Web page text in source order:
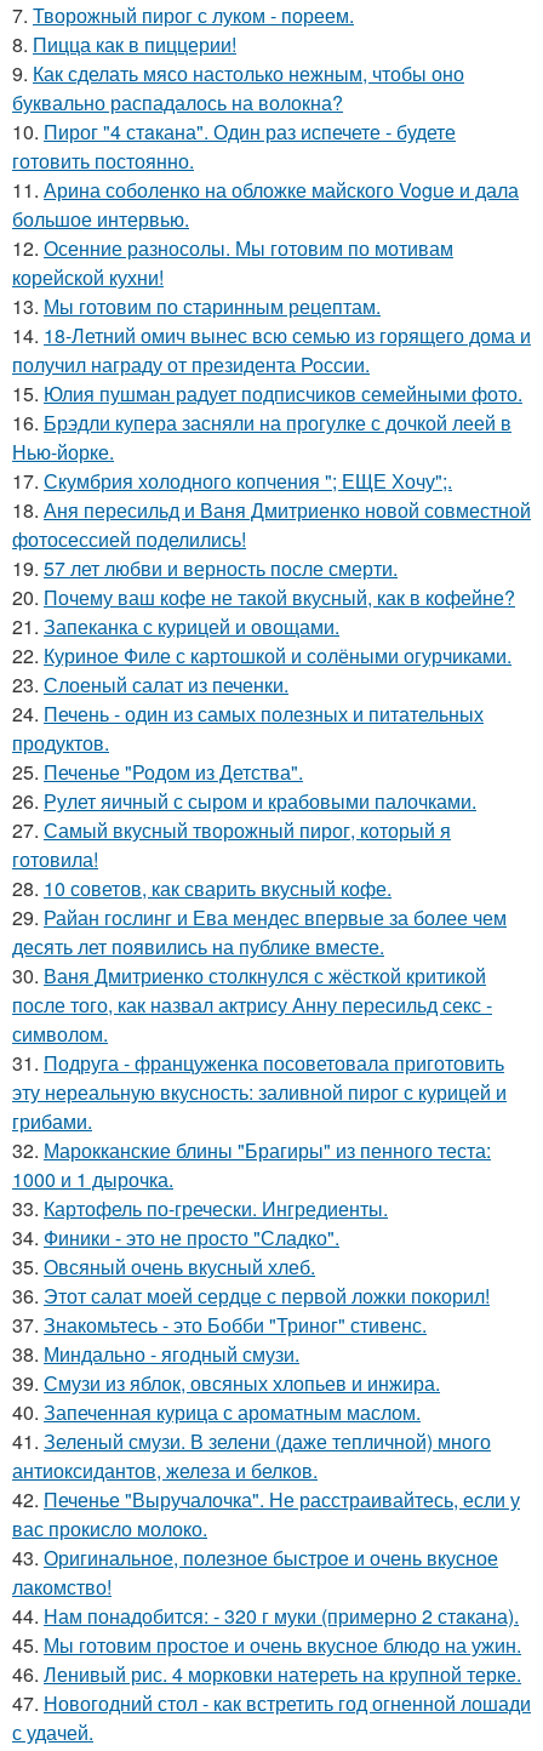
7. Творожный пирог с луком - пореем.
8. Пицца как в пиццерии!
9. Как сделать мясо настолько нежным, чтобы оно
буквально распадалось на волокна?
10. Пирог "4 стaкана". Один раз испечете - будете
готовить постоянно.
11. Арина соболенко на обложке майского Vogue и дала
большое интервью.
12. Осенние разносолы. Мы готовим по мотивам
корейской кухни!
13. Мы готовим по старинным рецептам.
14. 18-Летний омич вынес всю семью из горящего дома и
получил награду от президента России.
15. Юлия пушман радует подписчиков семейными фото.
16. Брэдли купера засняли на прогулке с дочкой леей в
Нью-йорке.
17. Скумбрия холодного копчения "; ЕЩЕ Хочу";.
18. Аня пересильд и Ваня Дмитриенко новой совместной
фотосессией поделились!
19. 57 лет любви и верность после смерти.
20. Почему ваш кофе не такой вкусный, как в кофейне?
21. Запеканка с курицей и овощами.
22. Куриное Филе с картошкой и солёными огурчиками.
23. Слоеный салат из печенки.
24. Печень - один из самых полезных и питательных
продуктов.
25. Печенье "Родом из Детства".
26. Рулет яичный с сыром и крабовыми палочками.
27. Самый вкусный творожный пирог, который я
готовила!
28. 10 советов, как сварить вкусный кофе.
29. Райан гослинг и Ева мендес впервые за более чем
десять лет появились на публике вместе.
30. Ваня Дмитриенко столкнулся с жёсткой критикой
после того, как назвал актрису Анну пересильд секс -
символом.
31. Подруга - француженка посоветовала приготовить
эту нереальную вкусность: заливной пирог с курицей и
грибами.
32. Марокканские блины "Брагиры" из пенного теста:
1000 и 1 дырочка.
33. Картофель по-гречески. Ингредиенты.
34. Финики - это не просто "Сладко".
35. Овсяный очень вкусный хлеб.
36. Этот салат моей сердце с первой ложки покорил!
37. Знакомьтесь - это Бобби "Триног" стивенс.
38. Миндально - ягодный смузи.
39. Смузи из яблок, овсяных хлопьев и инжира.
40. Запеченная курица с ароматным маслом.
41. Зеленый смузи. В зелени (даже тепличной) много
антиоксидантов, железа и белков.
42. Печенье "Выручалочка". Не расстраивайтесь, если у
вас прокисло молоко.
43. Оригинальное, полезное быстрое и очень вкусное
лакомство!
44. Нам понадобится: - 320 г муки (примерно 2 стaкана).
45. Мы готовим простое и очень вкусное блюдо на ужин.
46. Ленивый рис. 4 морковки натереть на крупной терке.
47. Новогодний стол - как встретить год огненной лошади
с удачей.